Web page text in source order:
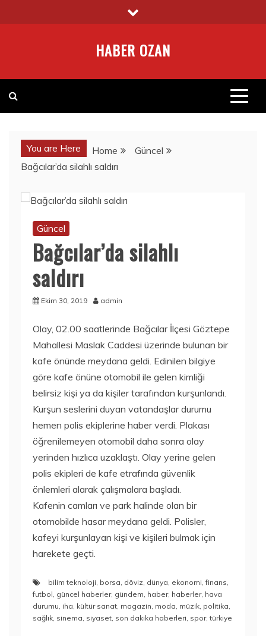
to
HABER OZAN
You are Here Home
Güncel
Bağcılar’da silahlı saldırı
Güncel
Bağcılar’da silahlı
saldırı
Ekim 30, 2019 admin
Olay, 02.00 saatlerinde Bağcılar İlçesi Göztepe
Mahallesi Maslak Caddesi üzerinde bulunan bir
kafe önünde meydana geldi. Edinilen bilgiye
göre kafe önüne otomobil ile gelen kimliği
belirsiz kişi ya da kişiler tarafından kurşunlandı.
Kurşun seslerini duyan vatandaşlar durumu
hemen polis ekiplerine haber verdi. Plakası
öğrenilemeyen otomobil daha sonra olay
yerinden hızlıca uzaklaştı. Olay yerine gelen
polis ekipleri de kafe etrafında güvenlik
önlemleri alarak çalışmalara başladı.
Kafenin camları ve park halinde olan bir
otomobilde hasar meydana geldi. Polisler,
kafeyi kurşunlayan kişi ve kişileri bulmak için
harekete geçti.
bilim teknoloji, borsa, döviz, dünya, ekonomi,finans,
futbol, güncel haberler, gündem, haber, haberler, hava
durumu, iha, kültür sanat, magazin, moda, müzik, politika,
sağlık, sinema, siyaset, son dakika haberleri, spor,türkiye